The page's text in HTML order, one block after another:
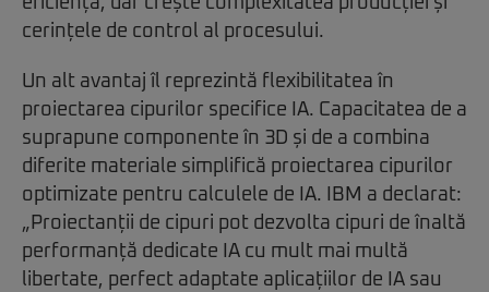
cerințele de control al procesului.
Un alt avantaj îl reprezintă flexibilitatea în
proiectarea cipurilor specifice IA. Capacitatea de a
suprapune componente în 3D și de a combina
diferite materiale simplifică proiectarea cipurilor
optimizate pentru calculele de IA. IBM a declarat:
„Proiectanții de cipuri pot dezvolta cipuri de înaltă
performanță dedicate IA cu mult mai multă
libertate, perfect adaptate aplicațiilor de IA sau